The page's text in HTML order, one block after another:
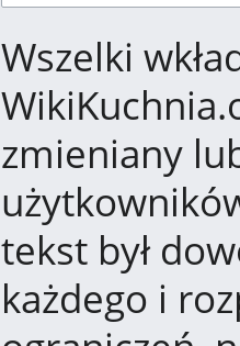
Wszelki
zmieniany
tekst był
każdego i